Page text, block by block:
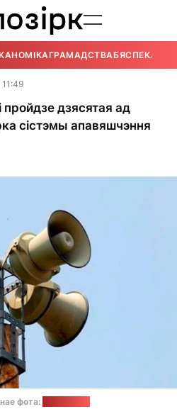
ГРАМАДСТВАБЯСПЕКА
11:49
пройдзе дзясятая ад
сістэмы апавяшчэння
фота: